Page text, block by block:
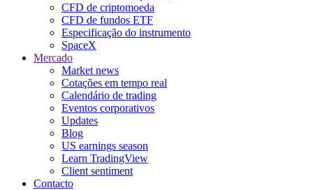
CFD de criptomoeda
CFD de fundos ETF
Especificação do instrumento
SpaceX
Mercado
Market news
Cotações em tempo real
Calendário de trading
Eventos corporativos
Updates
Blog
US earnings season
Learn TradingView
Client sentiment
Contacto